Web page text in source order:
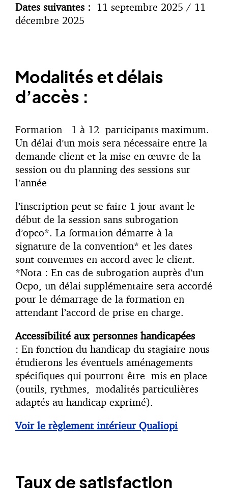
Dates suivantes : 11 septembre 2025 / 11
décembre 2025
Modalités et délais
d’accès :
Formation 1 à 12 participants maximum.
Un délai d’un mois sera nécessaire entre la
demande client et la mise en œuvre de la
session ou du planning des sessions sur
l’année
l’inscription peut se faire 1 jour avant le
début de la session sans subrogation
d’opco*. La formation démarre à la
signature de la convention* et les dates
sont convenues en accord avec le client.
*Nota : En cas de subrogation auprès d’un
Ocpo, un délai supplémentaire sera accordé
pour le démarrage de la formation en
attendant l’accord de prise en charge.
Accessibilité aux personnes handicapées
: En fonction du handicap du stagiaire nous
étudierons les éventuels aménagements
spécifiques qui pourront être mis en place
(outils, rythmes, modalités particulières
adaptés au handicap exprimé).
Voir le règlement intérieur Qualiopi
Taux de satisfaction